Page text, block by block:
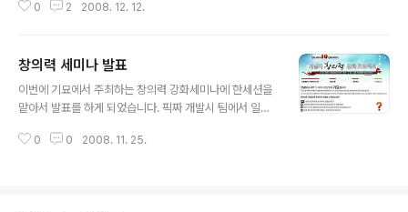
운로드가 가능하게 되었는데요. 그것을 위해 추가된것이 ".
지로 이동하면, 아래와 같은 버튼이 보입니다. 이 버튼을 누
르시면 .piczza 파일을 다운로드 할 수 있는데요. 이것은,
픽짜 전용툴을 통해서 해당 파일을 다운로드 할 수 있도록
일을 더블클릭하여 다운로드를 시작할 수 있습니다. 이렇
0 2 2008. 12. 12.
창의력 세미나 발표
이번에 기묘에서 주최하는 창의력 강화세미나에 한세션을
맡아서 발표를 하게 되었습니다. 픽짜 개발시 팀에서 일어
알고 싶은신 분들은 참석해 주세요. :) 12월 2일 화요일 입
0 0 2008. 11. 25.